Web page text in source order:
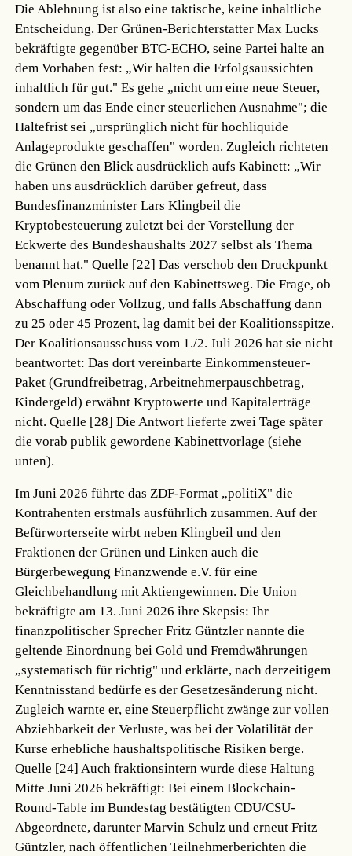
Die Ablehnung ist also eine taktische, keine inhaltliche
Entscheidung. Der Grünen-Berichterstatter Max Lucks
bekräftigte gegenüber BTC-ECHO, seine Partei halte an
dem Vorhaben fest: „Wir halten die Erfolgsaussichten
inhaltlich für gut." Es gehe „nicht um eine neue Steuer,
sondern um das Ende einer steuerlichen Ausnahme"; die
Haltefrist sei „ursprünglich nicht für hochliquide
Anlageprodukte geschaffen" worden. Zugleich richteten
die Grünen den Blick ausdrücklich aufs Kabinett: „Wir
haben uns ausdrücklich darüber gefreut, dass
Bundesfinanzminister Lars Klingbeil die
Kryptobesteuerung zuletzt bei der Vorstellung der
Eckwerte des Bundeshaushalts 2027 selbst als Thema
benannt hat."Quelle [22] Das verschob den Druckpunkt
vom Plenum zurück auf den Kabinettsweg. Die Frage, ob
Abschaffung oder Vollzug, und falls Abschaffung dann
zu 25 oder 45 Prozent, lag damit bei der Koalitionsspitze.
Der Koalitionsausschuss vom 1./2. Juli 2026 hat sie nicht
beantwortet: Das dort vereinbarte Einkommensteuer-
Paket (Grundfreibetrag, Arbeitnehmerpauschbetrag,
Kindergeld) erwähnt Kryptowerte und Kapitalerträge
nicht.Quelle [28] Die Antwort lieferte zwei Tage später
die vorab publik gewordene Kabinettvorlage (siehe
unten).
Im Juni 2026 führte das ZDF-Format „politiX" die
Kontrahenten erstmals ausführlich zusammen. Auf der
Befürworterseite wirbt neben Klingbeil und den
Fraktionen der Grünen und Linken auch die
Bürgerbewegung Finanzwende e.V. für eine
Gleichbehandlung mit Aktiengewinnen. Die Union
bekräftigte am 13. Juni 2026 ihre Skepsis: Ihr
finanzpolitischer Sprecher Fritz Güntzler nannte die
geltende Einordnung bei Gold und Fremdwährungen
„systematisch für richtig" und erklärte, nach derzeitigem
Kenntnisstand bedürfe es der Gesetzesänderung nicht.
Zugleich warnte er, eine Steuerpflicht zwänge zur vollen
Abziehbarkeit der Verluste, was bei der Volatilität der
Kurse erhebliche haushaltspolitische Risiken berge.
Quelle [24] Auch fraktionsintern wurde diese Haltung
Mitte Juni 2026 bekräftigt: Bei einem Blockchain-
Round-Table im Bundestag bestätigten CDU/CSU-
Abgeordnete, darunter Marvin Schulz und erneut Fritz
Güntzler, nach öffentlichen Teilnehmerberichten die